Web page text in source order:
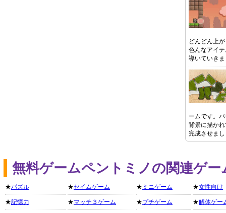
どんどん上
色んなアイ
導いていき
ームです。
背景に描か
完成させま
無料ゲームペントミノの関連ゲ
★パズル
★記憶力
★セイムゲーム
★マッチ３ゲーム
★ ミニゲーム
★プチゲーム
★女性向け
★解体ゲー